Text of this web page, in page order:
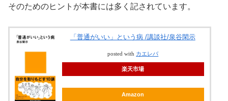
そのためのヒントが本書には多く記されています。
「普通がいい」という病 /講談社/泉谷閑示
posted with カエレバ
楽天市場
Amazon